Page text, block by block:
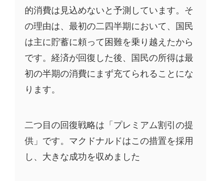
的消費は見込めないと予測しています。そ
の理由は、最初の二四半期において、国民
は主に貯蓄に頼って困難を乗り越えたから
です。経済が回復した後、国民の所得は最
初の半期の消費にまず充てられることにな
ります。
二つ目の回復戦略は「プレミアム割引の提
供」です。マクドナルドはこの措置を採用
し、大きな成功を収めました